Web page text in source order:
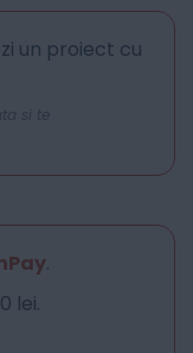
un proiect cu
si te
.
lei.